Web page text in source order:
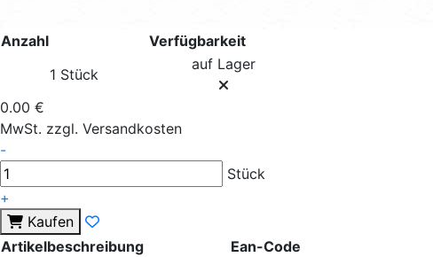
Anzahl
Verfügbarkeit
1 Stück
auf Lager
0.00 €
MwSt. zzgl. Versandkosten
-
Stück
+
Kaufen
Artikelbeschreibung
Ean-Code